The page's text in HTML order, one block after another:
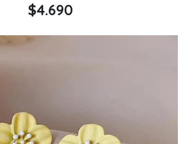
$4.690